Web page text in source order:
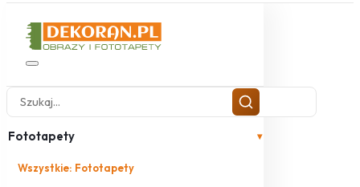
Fototapety ▾
Wszystkie: Fototapety